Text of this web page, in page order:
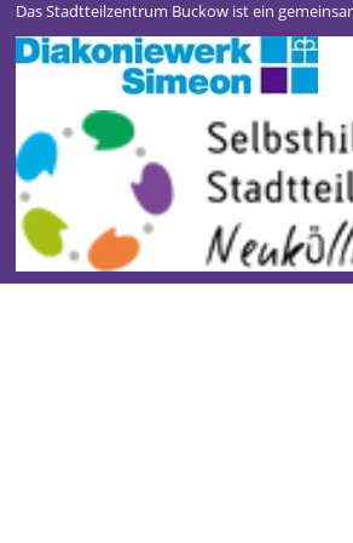
Das Stadtteilzentrum Buckow ist ein